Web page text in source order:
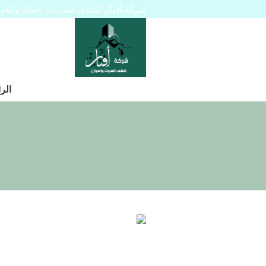
شركة أفنان لكشف تسربات المياه والعوازل